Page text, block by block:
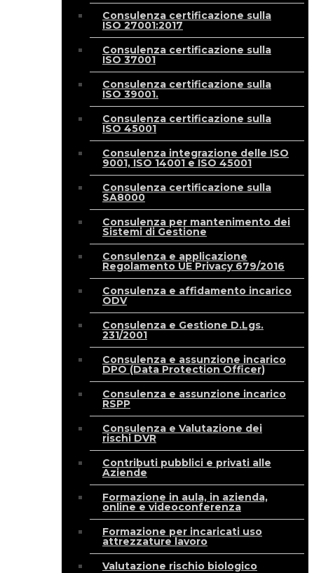
Consulenza certificazione sulla
ISO 27001:2017
Consulenza certificazione sulla
ISO 37001
Consulenza certificazione sulla
ISO 39001.
Consulenza certificazione sulla
ISO 45001
Consulenza integrazione delle ISO
9001, ISO 14001 e ISO 45001
Consulenza certificazione sulla
SA8000
Consulenza per mantenimento dei
Sistemi di Gestione
Consulenza e applicazione
Regolamento UE Privacy 679/2016
Consulenza e affidamento incarico
ODV
Consulenza e Gestione D.Lgs.
231/2001
Consulenza e assunzione incarico
DPO (Data Protection Officer)
Consulenza e assunzione incarico
RSPP
Consulenza e Valutazione dei
rischi DVR
Contributi pubblici e privati alle
Aziende
Formazione in aula, in azienda,
online e videoconferenza
Formazione per incaricati uso
attrezzature lavoro
Valutazione rischio biologico